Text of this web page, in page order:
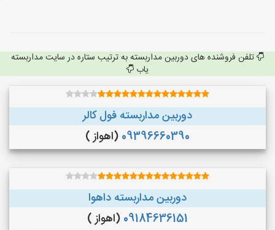
تلفن فروشنده های دوربین مداربسته به ترتیب ستاره در سایت مداربسته
یاب
دوربین مداربسته فول کالر
09396660390 (اهواز )
دوربین مداربسته داهوا
09184636151 (اهواز )